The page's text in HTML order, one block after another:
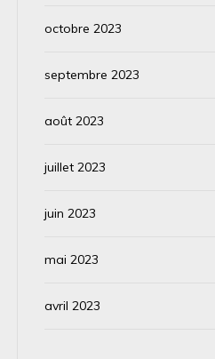
octobre 2023
septembre 2023
août 2023
juillet 2023
juin 2023
mai 2023
avril 2023